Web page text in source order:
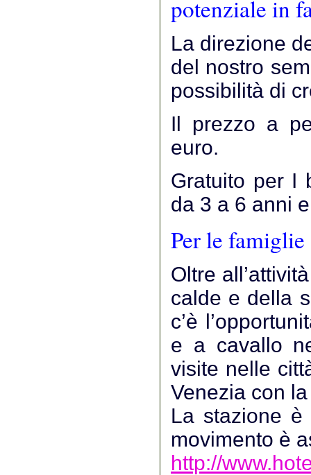
potenziale in
La direzione
del nostro
possibilità di
Il prezzo a
euro.
Gratuito per I
da 3 a 6 anni
Per le famiglie
Oltre
calde e della
c’è
e a cavallo
visite nelle
Venezia con
La stazione
movimento è
http://